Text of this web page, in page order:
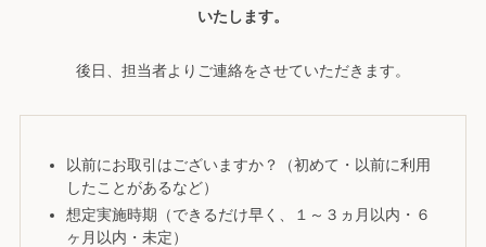
いたします。
後日、担当者よりご連絡をさせていただきます。
以前にお取引はございますか？（初めて・以前に利用
したことがあるなど）
想定実施時期（できるだけ早く、１～３ヵ月以内・６
ヶ月以内・未定）